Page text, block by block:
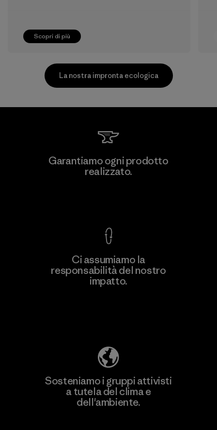
Scopri di più
Scopri di più
Kwang Viet Garment Co., Ltd
La nostra impronta ecologica
Garantiamo ogni prodotto
realizzato.
Ci assumiamo la
responsabilità del nostro
impatto.
Sosteniamo i gruppi attivisti
a tutela del clima e
dell'ambiente.